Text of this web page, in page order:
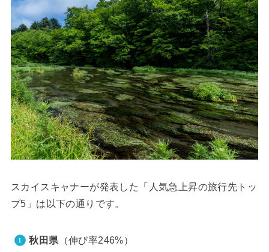
スカイスキャナーが発表した「人気急上昇の旅行先トッ
プ5」は以下の通りです。
秋田県 （伸び率246%）